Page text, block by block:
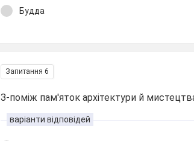
Будда
Запитання 6
З-поміж пам'яток архітектури й
варіанти відповідей